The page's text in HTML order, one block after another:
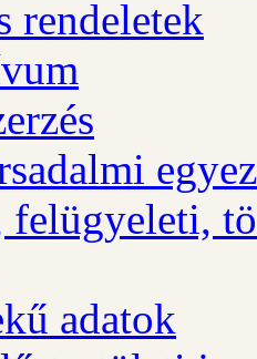
rendeletek
felügyeleti,
adatok